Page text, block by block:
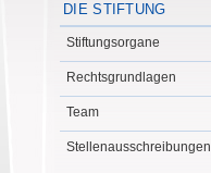
DIE STIFTUNG
Stiftungsorgane
Rechtsgrundlagen
Team
Stellenausschreibungen